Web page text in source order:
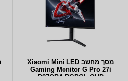
מסך מחשב Xiaomi Mini LED
Gaming Monitor G Pro 27i
P27QBA-RGPGL QHD